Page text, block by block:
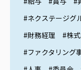
#ネクステージグ
#財務経理
#株
#ファクタリング